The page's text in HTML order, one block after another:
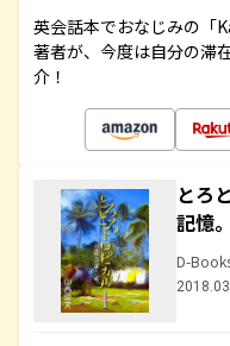
英会話本でおなじみの「
著者が、今度は自分の滞
介！
とろ
記憶
D-